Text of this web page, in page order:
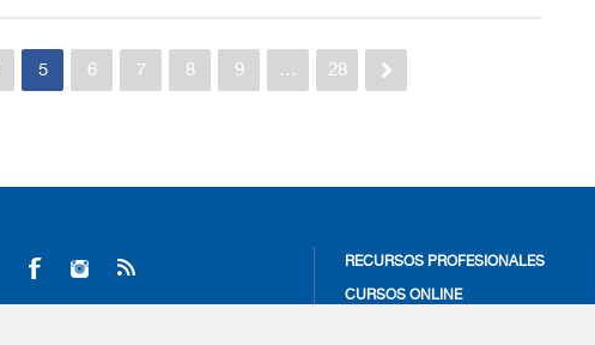
5 6 7 8 9 … 28
RECURSOS PROFESIONALES
CURSOS ONLINE